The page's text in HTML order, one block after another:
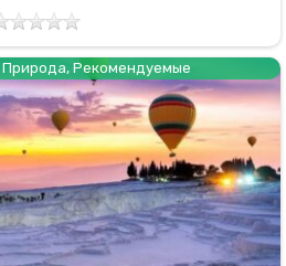
Природа, Рекомендуемые